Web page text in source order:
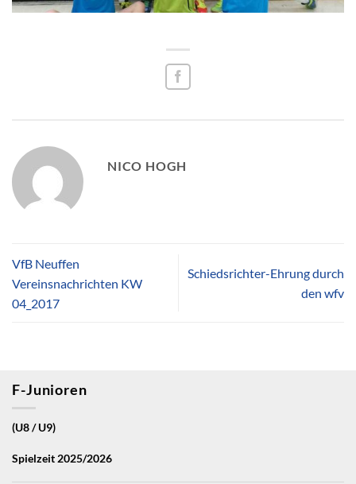
NICO HOGH
VfB Neuffen
Vereinsnachrichten KW
04_2017
Schiedsrichter-Ehrung durch
den wfv
F-Junioren
(U8 / U9)
Spielzeit 2025/2026